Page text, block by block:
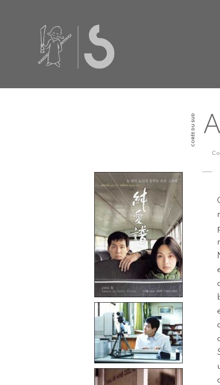
CORÉE DU SUD